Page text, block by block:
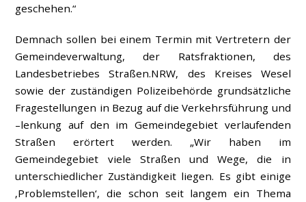
geschehen.“
Demnach sollen bei einem Termin mit Vertretern der
Gemeindeverwaltung, der Ratsfraktionen, des
Landesbetriebes Straßen.NRW, des Kreises Wesel
sowie der zuständigen Polizeibehörde grundsätzliche
Fragestellungen in Bezug auf die Verkehrsführung und
–lenkung auf den im Gemeindegebiet verlaufenden
Straßen erörtert werden. „Wir haben im
Gemeindegebiet viele Straßen und Wege, die in
unterschiedlicher Zuständigkeit liegen. Es gibt einige
‚Problemstellen‘, die schon seit langem ein Thema